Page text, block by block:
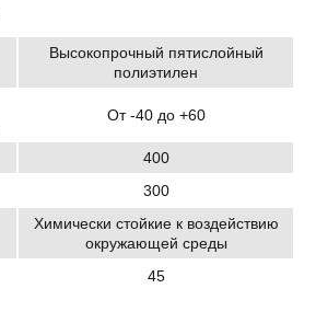
Высокопрочный пятислойный
полиэтилен
От -40 до +60
400
300
Химически стойкие к воздействию
окружающей среды
45